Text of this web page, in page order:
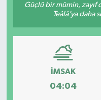
Güçlü bir mümin, zayıf
Teâlâ’ya
İMSAK
04:04